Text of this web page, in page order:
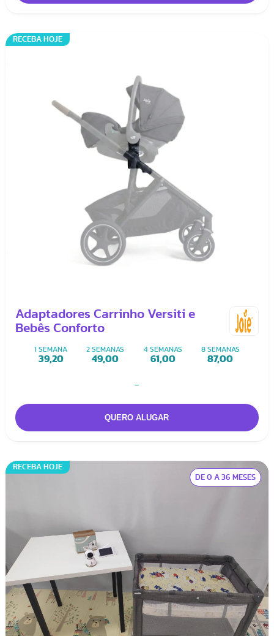
RECEBA HOJE
Adaptadores Carrinho Versiti e
Bebês Conforto
1 SEMANA
39,20
2 SEMANAS
49,00
4 SEMANAS
61,00
8 SEMANAS
87,00
-
RECEBA HOJE
DE 0 A 36 MESES